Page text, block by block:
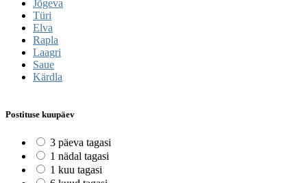
Jõgeva
Türi
Elva
Rapla
Laagri
Saue
Kärdla
Postituse kuupäev
3 päeva tagasi
1 nädal tagasi
1 kuu tagasi